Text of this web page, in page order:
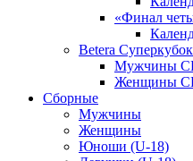
«Финал
Betera
Мужчины
Женщины
Сборные
Мужчины
Женщины
Юноши (U-18)